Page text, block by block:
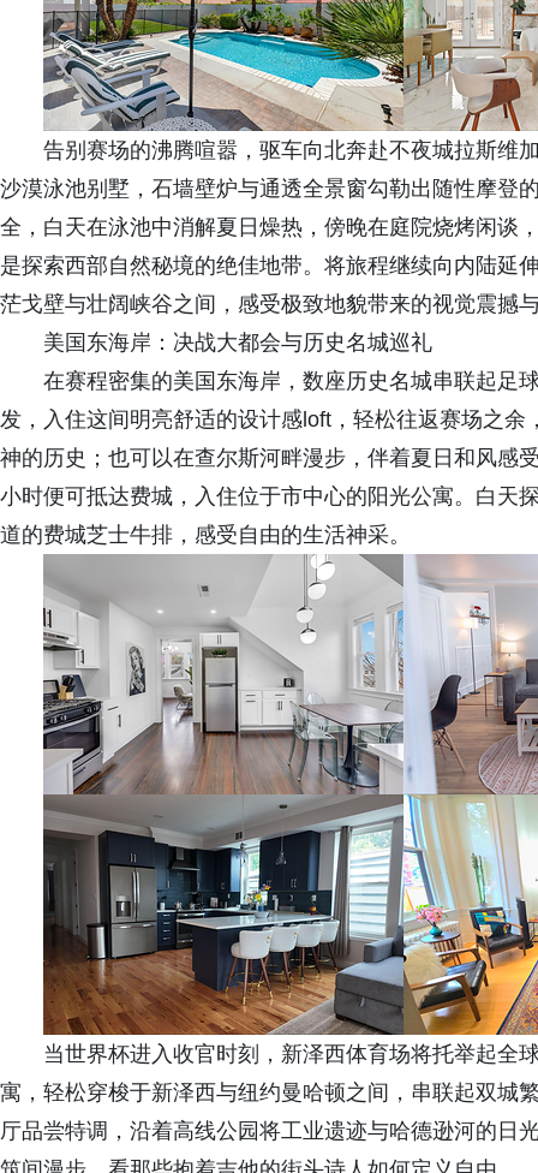
告别赛场的沸腾喧嚣，驱车向北奔赴不夜城拉斯维
沙漠泳池别墅，石墙壁炉与通透全景窗勾勒出随性摩登
全，白天在泳池中消解夏日燥热，傍晚在庭院烧烤闲谈
是探索西部自然秘境的绝佳地带。将旅程继续向内陆延
茫戈壁与壮阔峡谷之间，感受极致地貌带来的视觉震撼
美国东海岸：决战大都会与历史名城巡礼
在赛程密集的美国东海岸，数座历史名城串联起足
发，入住这间明亮舒适的设计感loft，轻松往返赛场之
神的历史；也可以在查尔斯河畔漫步，伴着夏日和风感
小时便可抵达费城，入住位于市中心的阳光公寓。白天
道的费城芝士牛排，感受自由的生活神采。
当世界杯进入收官时刻，新泽西体育场将托举起全
寓，轻松穿梭于新泽西与纽约曼哈顿之间，串联起双城
厅品尝特调，沿着高线公园将工业遗迹与哈德逊河的日